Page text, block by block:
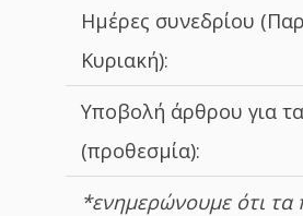
Ημέρες συνεδρίου
Κυριακή):
Υποβολή άρθρου για
(προθεσμία):
*ενημερώνουμε ότι τα